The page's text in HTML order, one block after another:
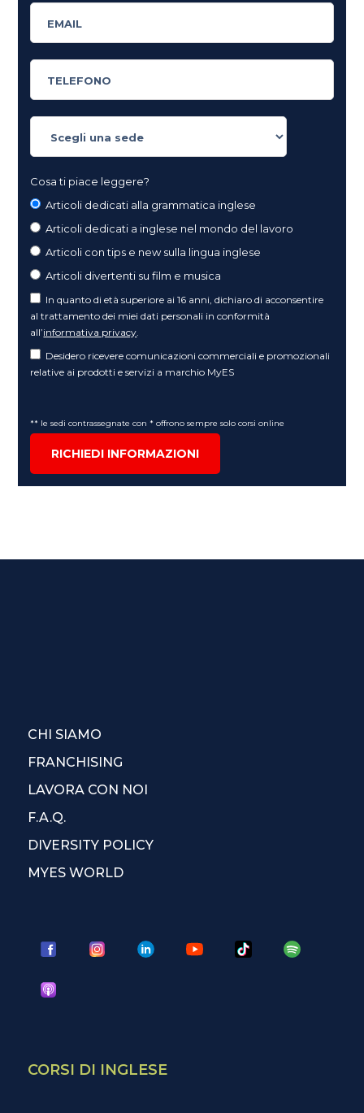
Cosa ti piace leggere?
Articoli dedicati alla grammatica inglese
Articoli dedicati a inglese nel mondo del lavoro
Articoli con tips e new sulla lingua inglese
Articoli divertenti su film e musica
In quanto di età superiore ai 16 anni, dichiaro di acconsentire
al trattamento dei miei dati personali in conformità
all’informativa privacy
Desidero ricevere comunicazioni commerciali e promozionali
relative ai prodotti e servizi a marchio MyES
** le sedi contrassegnate con * offrono sempre solo corsi online
RICHIEDI INFORMAZIONI
CHI SIAMO
FRANCHISING
LAVORA CON NOI
F.A.Q.
DIVERSITY POLICY
MYES WORLD
CORSI DI INGLESE